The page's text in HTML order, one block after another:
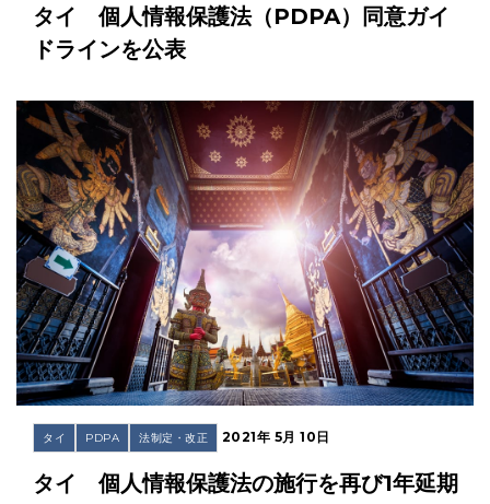
タイ 個人情報保護法（PDPA）同意ガイ
ドラインを公表
タイ PDPA 法制定・改正 2021年 5月 10日
タイ 個人情報保護法の施行を再び1年延期